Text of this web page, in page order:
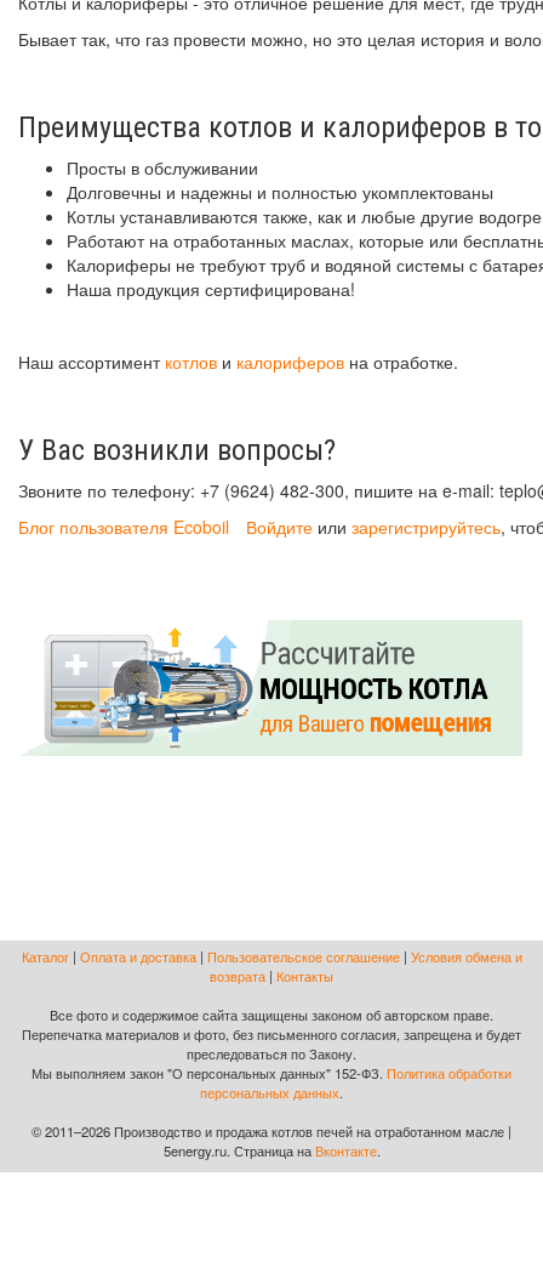
Бывает так, что газ провести можно, но это целая история и
Преимущества котлов и калориферов в
Просты в обслуживании
Долговечны и надежны и полностью укомплектованы
Котлы устанавливаются также, как и любые другие
Работают на отработанных маслах, которые или
Калориферы не требуют труб и водяной системы с
Наша продукция сертифицирована!
Наш ассортимент котлов и калориферов на отработке.
У Вас возникли вопросы?
Звоните по телефону: +7 (9624) 482-300, пишите на e-mail:
Блог пользователя Ecoboil
Войдите или зарегистрируйтесь,
Каталог| Оплата и доставка| Пользовательское соглашение| Условия обмена и
возврата | Контакты
Все фото и содержимое сайта защищены законом об авторском праве.
Перепечатка материалов и фото, без письменного согласия, запрещена и будет
преследоваться по Закону.
Мы выполняем закон "О персональных данных" 152-ФЗ.Политика обработки
персональных данных.
© 2011–2026 Производство и продажа котлов печей на отработанном масле |
5energy.ru. Страница на Вконтакте.